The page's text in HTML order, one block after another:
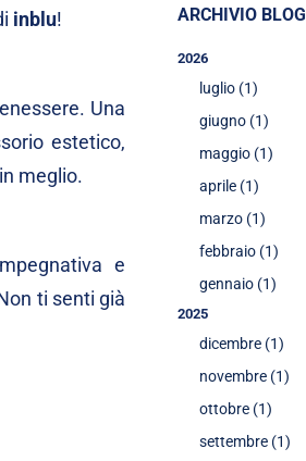
inblu!
Una
estetico,
meglio.
e
ti senti già
ARCHIVIO BLOG
2026
luglio (1)
giugno (1)
maggio (1)
aprile (1)
marzo (1)
febbraio (1)
gennaio (1)
2025
dicembre (1)
novembre (1)
ottobre (1)
settembre (1)